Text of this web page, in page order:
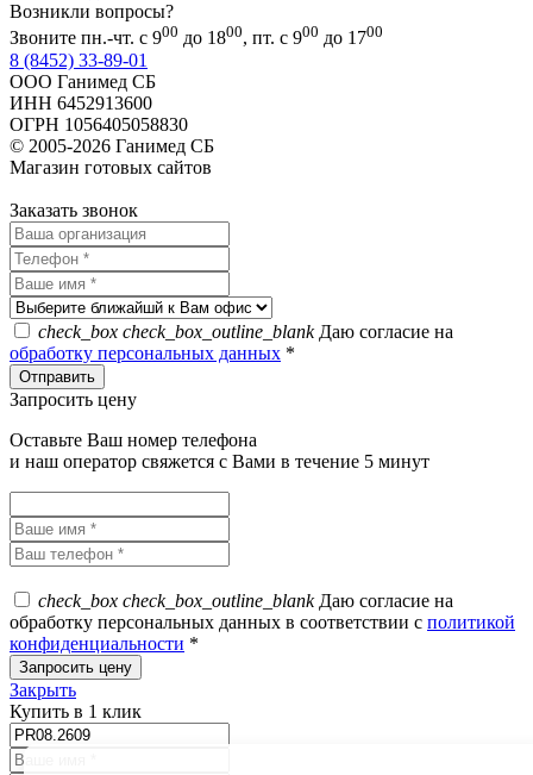
Возникли вопросы?
Звоните пн.-чт. с 900 до 1800, пт. с 900 до 1700
8 (8452) 33-89-01
ООО Ганимед СБ
ИНН 6452913600
ОГРН 1056405058830
© 2005-2026 Ганимед СБ
Магазин готовых сайтов
Заказать звонок
check_box check_box_outline_blankДаю согласие на
обработку персональных данных *
Запросить цену
Оставьте Ваш номер телефона
и наш оператор свяжется с Вами в течение 5 минут
check_box check_box_outline_blankДаю согласие на
обработку персональных данных в соответствии с политикой
конфиденциальности *
Закрыть
Купить в 1 клик